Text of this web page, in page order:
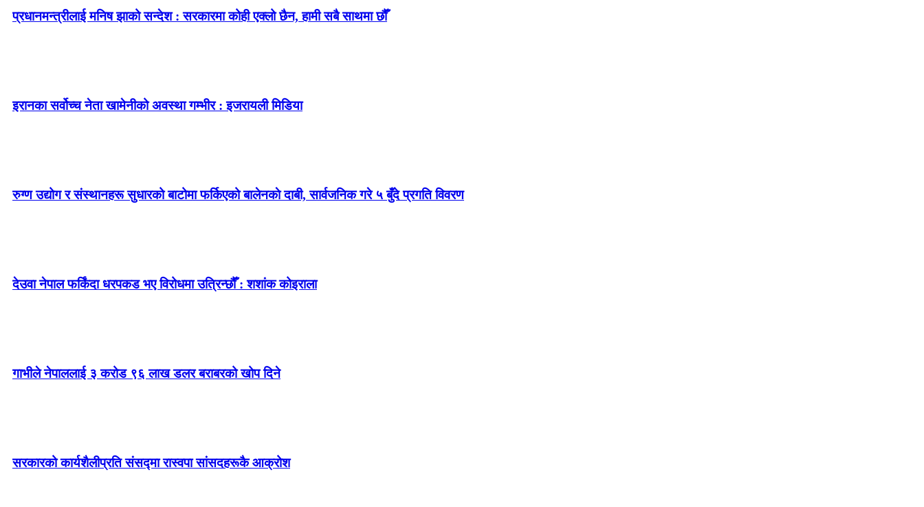
प्रधानमन्त्रीलाई मनिष झाको सन्देश : सरकारमा कोही एक्लो छैन, हामी सबै साथमा छौँ
इरानका सर्वोच्च नेता खामेनीको अवस्था गम्भीर : इजरायली मिडिया
रुग्ण उद्योग र संस्थानहरू सुधारको बाटोमा फर्किएको बालेनकाे दाबी, सार्वजनिक गरे ५ बुँदे प्रगति विवरण
देउवा नेपाल फर्किंदा धरपकड भए विरोधमा उत्रिन्छौँ : शशांक कोइराला
गाभीले नेपाललाई ३ करोड ९६ लाख डलर बराबरको खोप दिने
सरकारको कार्यशैलीप्रति संसद्‍मा रास्वपा सांसदहरूकै आक्रोश